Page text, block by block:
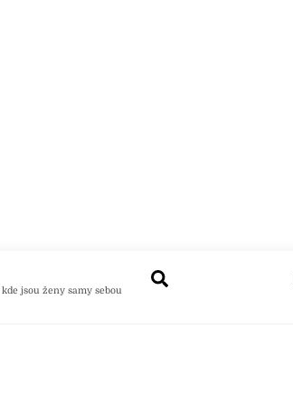
kde jsou ženy samy sebou